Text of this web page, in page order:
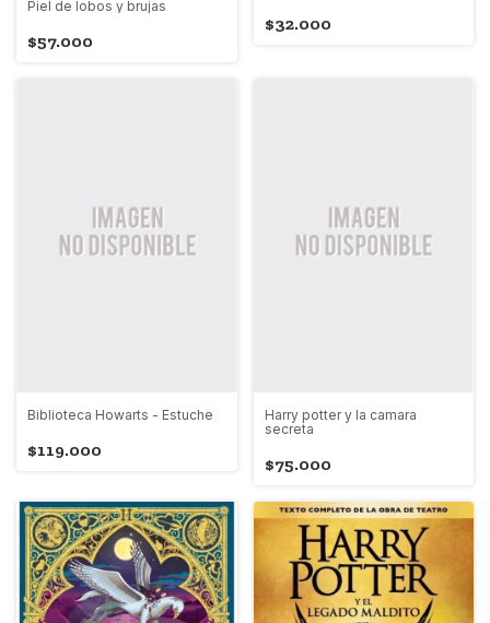
Piel de lobos y brujas
$57.000
$32.000
Biblioteca Howarts - Estuche
$119.000
Harry potter y la camara
secreta
$75.000